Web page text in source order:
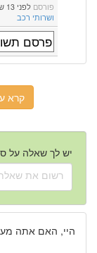
פורסם לפני 13 שנים, 2 חודשים
ושרותי רכב
קרא עוד 103 שאלות
יש לך שאלה על סוזוקי סוויפט
היי, האם אתה